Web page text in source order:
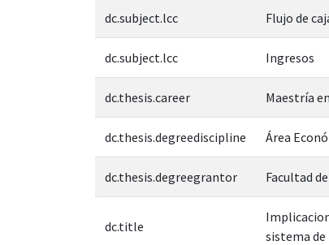
dc.subject.lcc Flujo de
dc.subject.lcc Ingresos
dc.thesis.career Maestría
dc.thesis.degreediscipline Área
dc.thesis.degreegrantor Facultad
dc.title
sistema de